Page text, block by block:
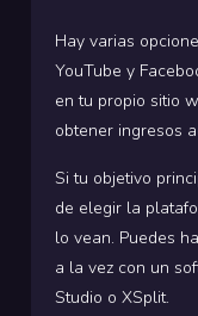
Hay varias
YouTube y
en tu propio sitio
obtener ingresos
Si tu objetivo
de elegir la
lo vean. Puedes
a la vez con un
Studio o XSplit.